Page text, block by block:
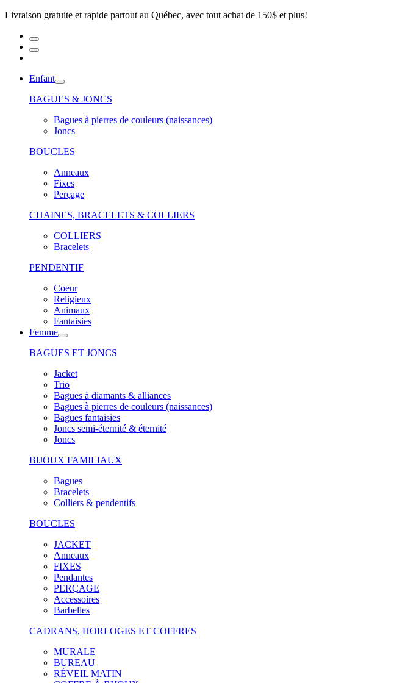
Livraison gratuite et rapide partout au Québec, avec tout achat de 150$ et plus!
Enfant
BAGUES & JONCS
Bagues à pierres de couleurs (naissances)
Joncs
BOUCLES
Anneaux
Fixes
Perçage
CHAINES, BRACELETS & COLLIERS
COLLIERS
Bracelets
PENDENTIF
Coeur
Religieux
Animaux
Fantaisies
Femme
BAGUES ET JONCS
Jacket
Trio
Bagues à diamants & alliances
Bagues à pierres de couleurs (naissances)
Bagues fantaisies
Joncs semi-éternité & éternité
Joncs
BIJOUX FAMILIAUX
Bagues
Bracelets
Colliers & pendentifs
BOUCLES
JACKET
Anneaux
FIXES
Pendantes
PERÇAGE
Accessoires
Barbelles
CADRANS, HORLOGES ET COFFRES
MURALE
BUREAU
RÉVEIL MATIN